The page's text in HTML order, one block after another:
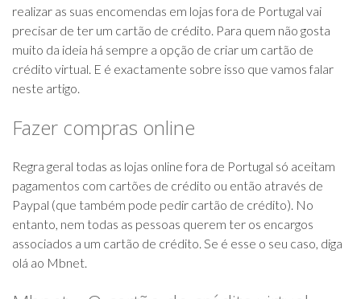
realizar as suas encomendas em lojas fora de Portugal vai
precisar de ter um cartão de crédito. Para quem não gosta
muito da ideia há sempre a opção de criar um cartão de
crédito virtual. E é exactamente sobre isso que vamos falar
neste artigo.
Fazer compras online
Regra geral todas as lojas online fora de Portugal só aceitam
pagamentos com cartões de crédito ou então através de
Paypal (que também pode pedir cartão de crédito). No
entanto, nem todas as pessoas querem ter os encargos
associados a um cartão de crédito. Se é esse o seu caso, diga
olá ao Mbnet.